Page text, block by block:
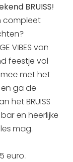
BRUISS!
compleet
VIBES van
feestje vol
met het
en ga de
het BRUISS
en heerlijke
mag.
euro.